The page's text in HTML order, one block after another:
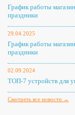
График работы
праздники
29.04.2025
График работы
праздники
02.09.2024
ТОП-7 устройств для
Смотреть все новости →